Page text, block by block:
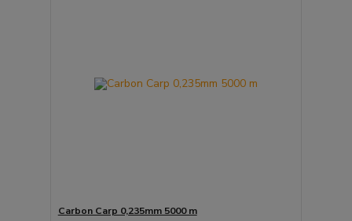
Carbon Carp 0,235mm 5000 m